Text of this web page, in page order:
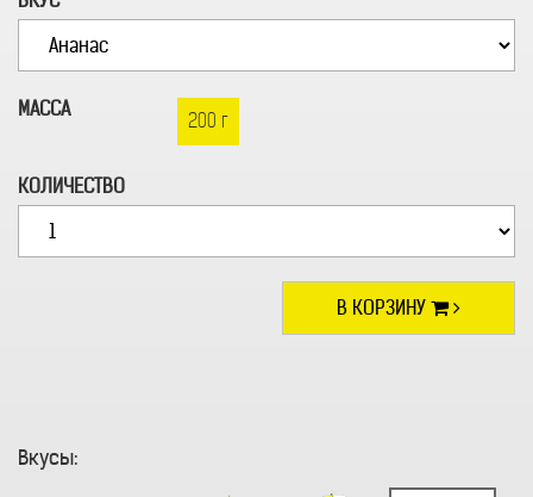
МАССА 200 г
КОЛИЧЕСТВО
В КОРЗИНУ
Вкусы: